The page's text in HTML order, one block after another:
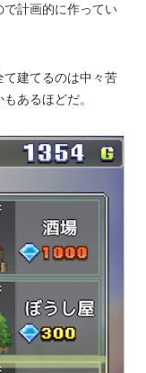
計画的に作ってい
建てるのは中々苦
あるほどだ。